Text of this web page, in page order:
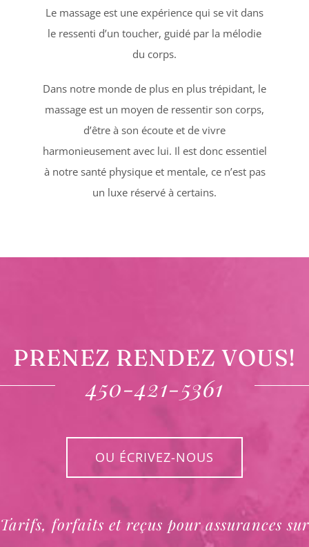
Le massage est une expérience qui se vit dans
le ressenti d’un toucher, guidé par la mélodie
du corps.
Dans notre monde de plus en plus trépidant, le
massage est un moyen de ressentir son corps,
d’être à son écoute et de vivre
harmonieusement avec lui. Il est donc essentiel
à notre santé physique et mentale, ce n’est pas
un luxe réservé à certains.
PRENEZ RENDEZ VOUS!
450-421-5361
OU ÉCRIVEZ-NOUS
Tarifs, forfaits et reçus pour assurances sur